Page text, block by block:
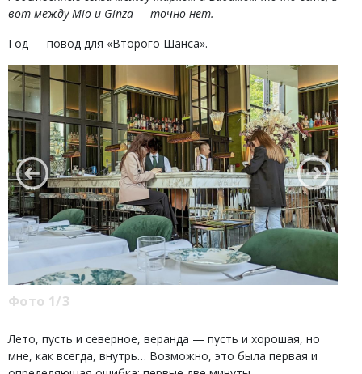
вот между Mio и Ginza — точно нет.
Год — повод для «Второго Шанса».
Фото 1/3
Лето, пусть и северное, веранда — пусть и хорошая, но
мне, как всегда, внутрь… Возможно, это была первая и